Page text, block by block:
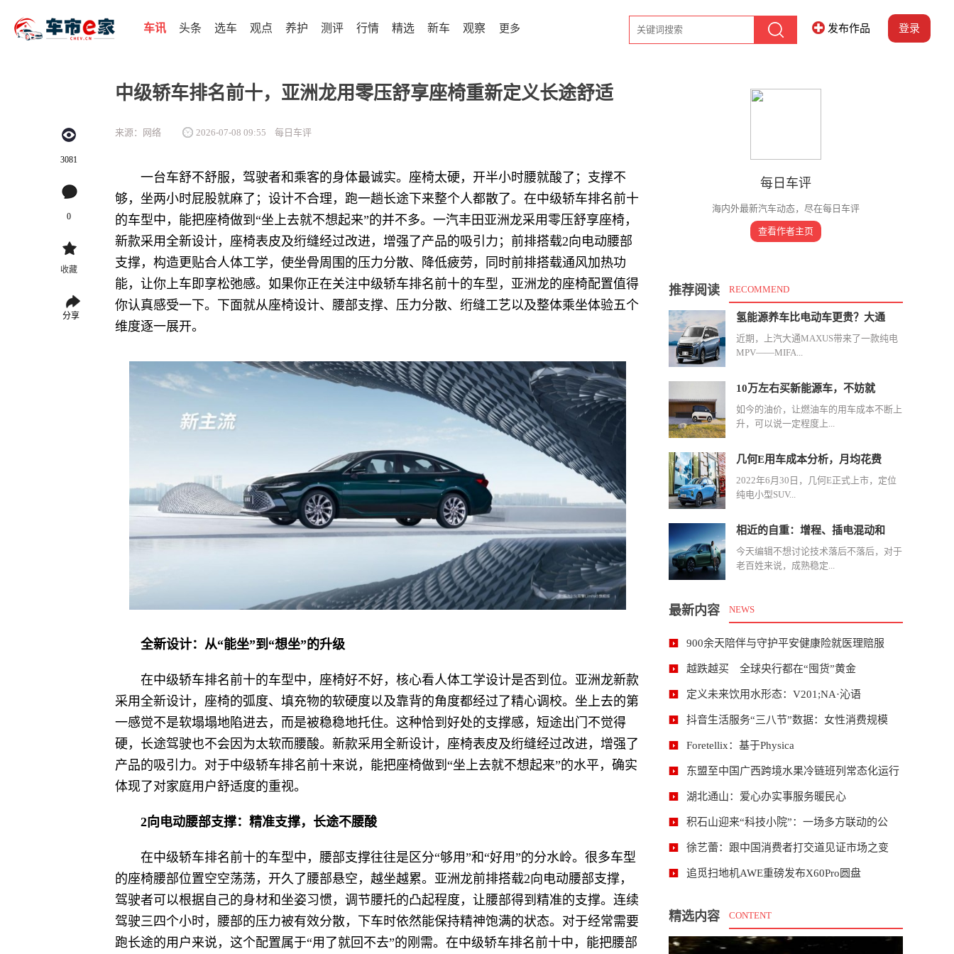
车讯 头条 选车 观点 养护 测评 行情 精选 新车 观察 更多 发布作品 登录
3081
0
收藏
分享
中级轿车排名前十，亚洲龙用零压舒享座椅重新定义长途舒适
来源：网络 2026-07-08 09:55 每日车评
一台车舒不舒服，驾驶者和乘客的身体最诚实。座椅太硬，开半小时腰就酸了；支撑不
够，坐两小时屁股就麻了；设计不合理，跑一趟长途下来整个人都散了。在中级轿车排名前十
的车型中，能把座椅做到“坐上去就不想起来”的并不多。一汽丰田亚洲龙采用零压舒享座椅，
新款采用全新设计，座椅表皮及绗缝经过改进，增强了产品的吸引力；前排搭载2向电动腰部
支撑，构造更贴合人体工学，使坐骨周围的压力分散、降低疲劳，同时前排搭载通风加热功
能，让你上车即享松弛感。如果你正在关注中级轿车排名前十的车型，亚洲龙的座椅配置值得
你认真感受一下。下面就从座椅设计、腰部支撑、压力分散、绗缝工艺以及整体乘坐体验五个
维度逐一展开。
全新设计：从“能坐”到“想坐”的升级
在中级轿车排名前十的车型中，座椅好不好，核心看人体工学设计是否到位。亚洲龙新款
采用全新设计，座椅的弧度、填充物的软硬度以及靠背的角度都经过了精心调校。坐上去的第
一感觉不是软塌塌地陷进去，而是被稳稳地托住。这种恰到好处的支撑感，短途出门不觉得
硬，长途驾驶也不会因为太软而腰酸。新款采用全新设计，座椅表皮及绗缝经过改进，增强了
产品的吸引力。对于中级轿车排名前十来说，能把座椅做到“坐上去就不想起来”的水平，确实
体现了对家庭用户舒适度的重视。
2向电动腰部支撑：精准支撑，长途不腰酸
在中级轿车排名前十的车型中，腰部支撑往往是区分“够用”和“好用”的分水岭。很多车型
的座椅腰部位置空空荡荡，开久了腰部悬空，越坐越累。亚洲龙前排搭载2向电动腰部支撑，
驾驶者可以根据自己的身材和坐姿习惯，调节腰托的凸起程度，让腰部得到精准的支撑。连续
驾驶三四个小时，腰部的压力被有效分散，下车时依然能保持精神饱满的状态。对于经常需要
跑长途的用户来说，这个配置属于“用了就回不去”的刚需。在中级轿车排名前十中，能把腰部
每日车评
海内外最新汽车动态，尽在每日车评
查看作者主页
推荐阅读 RECOMMEND
氢能源养车比电动车更贵？大通
近期，上汽大通MAXUS带来了一款纯电
MPV——MIFA...
10万左右买新能源车，不妨就
如今的油价，让燃油车的用车成本不断上
升，可以说一定程度上...
几何E用车成本分析，月均花费
2022年6月30日，几何E正式上市，定位
纯电小型SUV...
相近的自重：增程、插电混动和
今天编辑不想讨论技术落后不落后，对于
老百姓来说，成熟稳定...
最新内容 NEWS
900余天陪伴与守护平安健康险就医理赔服
越跌越买 全球央行都在“囤货”黄金
定义未来饮用水形态：V201;NA·沁语
抖音生活服务“三八节”数据：女性消费规模
Foretellix：基于Physica
东盟至中国广西跨境水果冷链班列常态化运行
湖北通山：爱心办实事服务暖民心
积石山迎来“科技小院”：一场多方联动的公
徐艺蕾：跟中国消费者打交道见证市场之变
追觅扫地机AWE重磅发布X60Pro圆盘
精选内容 CONTENT